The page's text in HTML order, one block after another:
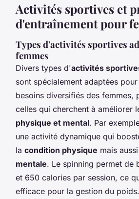
Activités sportives et
d'entraînement pour
Types d'activités sportives
femmes
Divers types d'activités
sont spécialement adaptées
besoins diversifiés des femmes,
celles qui cherchent à améliorer
physique et mental. Par
une activité dynamique qui
la condition physique mais
mentale. Le spinning permet de
et 650 calories par session, ce
efficace pour la gestion du